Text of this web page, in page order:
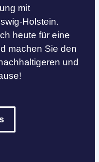
mit
Holstein.
heute für eine
machen Sie den
und